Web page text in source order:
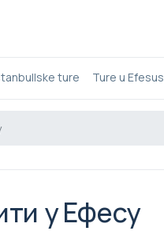
ture Ture u Efesus
у Ефесу